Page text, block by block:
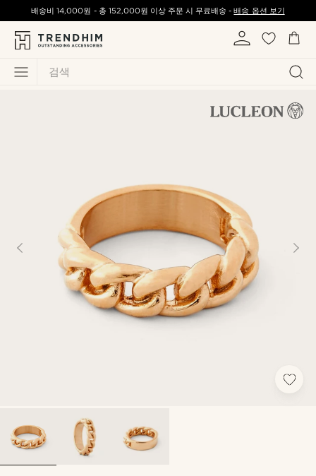
검색
배송비14,000원 - 총 152,000원 이상 주문 시 무료배송 -배송 옵션 보기